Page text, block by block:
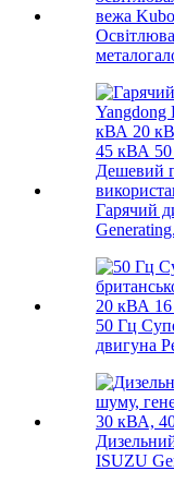
Гарячий
50 Гц
двигуна
ISUZU